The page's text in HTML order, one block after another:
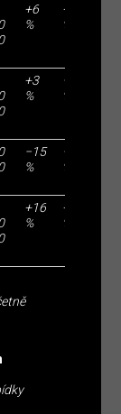
+6
%
+11
%
+3
%
−3
%
−15
%
−18
%
+16
%
+16
%